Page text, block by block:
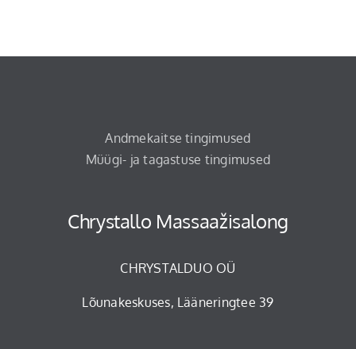
Andmekaitse tingimused
Müügi- ja tagastuse tingimused
Chrystallo Massaažisalong
CHRYSTALDUO OÜ
Lõunakeskuses, Lääneringtee 39